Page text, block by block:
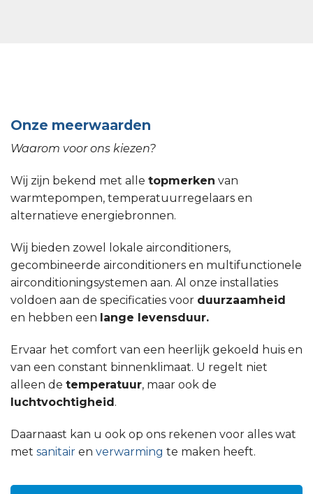
Onze meerwaarden
Waarom voor ons kiezen?
Wij zijn bekend met alle topmerken van
warmtepompen, temperatuurregelaars en
alternatieve energiebronnen.
Wij bieden zowel lokale airconditioners,
gecombineerde airconditioners en multifunctionele
airconditioningsystemen aan. Al onze installaties
voldoen aan de specificaties voor duurzaamheid
en hebben een lange levensduur.
Ervaar het comfort van een heerlijk gekoeld huis en
van een constant binnenklimaat. U regelt niet
alleen de temperatuur, maar ook de
luchtvochtigheid.
Daarnaast kan u ook op ons rekenen voor alles wat
met sanitair en verwarming te maken heeft.